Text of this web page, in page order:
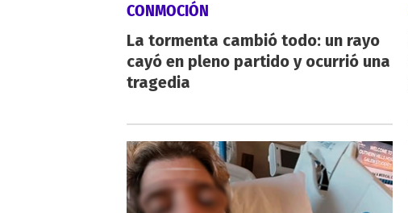
CONMOCIÓN
La tormenta cambió todo: un rayo
cayó en pleno partido y ocurrió una
tragedia